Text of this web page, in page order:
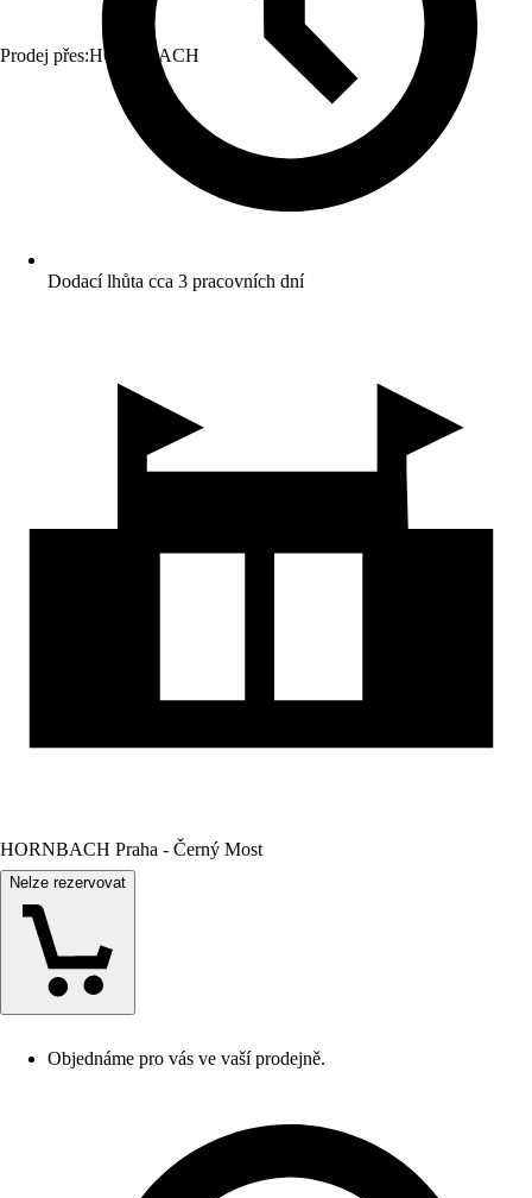
Prodej přes:HORNBACH
Dodací lhůta cca 3 pracovních dní
HORNBACH Praha - Černý Most
Nelze rezervovat
Objednáme pro vás ve vaší prodejně.